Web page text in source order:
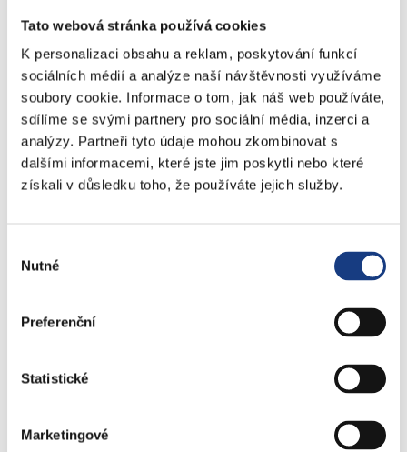
Tato webová stránka používá cookies
K personalizaci obsahu a reklam, poskytování funkcí
sociálních médií a analýze naší návštěvnosti využíváme
soubory cookie. Informace o tom, jak náš web používáte,
sdílíme se svými partnery pro sociální média, inzerci a
analýzy. Partneři tyto údaje mohou zkombinovat s
dalšími informacemi, které jste jim poskytli nebo které
získali v důsledku toho, že používáte jejich služby.
souhlasu
Nutné
Preferenční
Statistické
Marketingové
Podatelna
Sociální záležitosti
Živnostenské záležitosti
Stavební záležitosti
Školské záležitosti
Přestupky dopravní - objektivní odpovědnost
Komunální odpad
Lovecké a rybářské lístky
Informace
Czech POINT